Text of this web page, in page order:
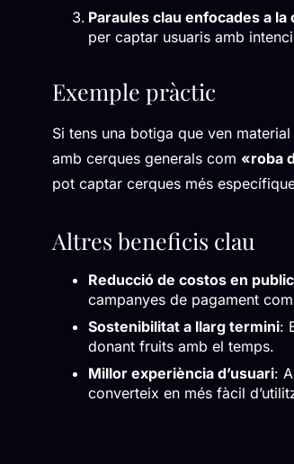
Paraules clau enfocades a la
per captar usuaris amb
Exemple pràctic
Si tens una botiga que ven material
amb cerques generals com «roba
pot captar cerques més
Altres beneficis clau
Reducció de costos en
campanyes de pagament
Sostenibilitat a llarg termini:
donant fruits amb el temps.
Millor experiència d’usuari:
converteix en més fàcil